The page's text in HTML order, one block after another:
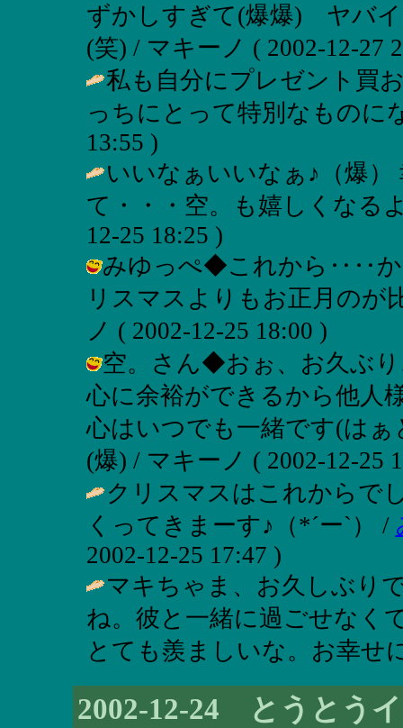
ずかしすぎて(爆爆) ヤバ
(笑) / マキーノ ( 2002-12-27
私も自分にプレゼント買
っちにとって特別なものに
13:55 )
いいなぁいいなぁ♪（爆
て・・・空。も嬉しくなる
12-25 18:25 )
みゆっぺ◆これから‥‥か
リスマスよりもお正月のが
ノ ( 2002-12-25 18:00 )
空。さん◆おぉ、お久ぶ
心に余裕ができるから他
心はいつでも一緒です(は
(爆) / マキーノ ( 2002-12-25
クリスマスはこれからで
くってきまーす♪（*´ー`） /
2002-12-25 17:47 )
マキちゃま、お久しぶり
ね。彼と一緒に過ごせなく
とても羨ましいな。お幸せ
2002-12-24 とうとう